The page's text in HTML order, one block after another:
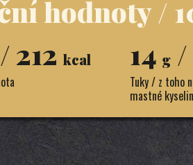
hodnoty /
/ 212 kcal 14 g/
Tuky / z toho
mastné